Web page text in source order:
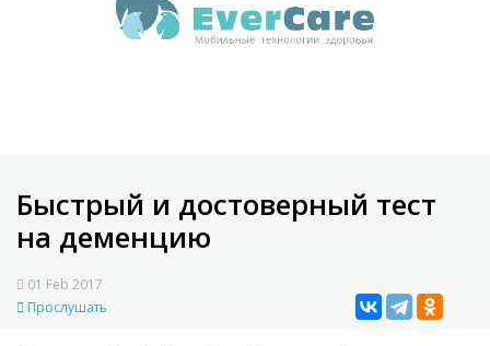
Быстрый и достоверный тест
на деменцию
01 Feb 2017
Прослушать